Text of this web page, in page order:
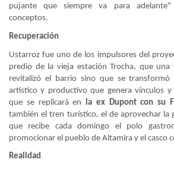
pujante que siempre va para
conceptos.
Recuperación
Ustarroz fue uno de los impulsores del
predio de la vieja estación Trocha, que
revitalizó el barrio sino que se
artístico y productivo que genera vínculos
que se replicará en
la ex Dupont con su
también el tren turístico, el de aprovechar la
que recibe cada domingo el polo
promocionar el pueblo de Altamira y el casco
Realidad